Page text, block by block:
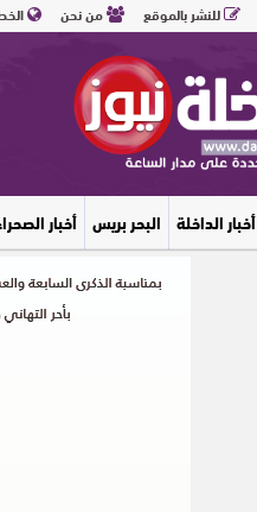
للنشر بالموقع من نحن
أخبار الداخلة البحر بريس أخبار